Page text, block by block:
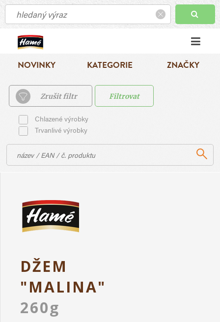
NOVINKY KATEGORIE ZNAČKY
Zrušit filtr Filtrovat
Chlazené výrobky
Trvanlivé výrobky
DŽEM
"MALINA"
260g